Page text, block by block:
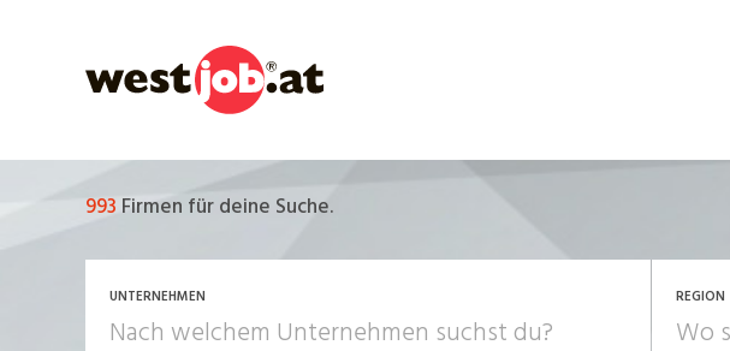
993 Firmen für deine Suche.
UNTERNEHMEN REGION